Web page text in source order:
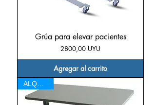
Grúa para elevar pacientes
Precio
2800,00 UYU
Agregar al carrito